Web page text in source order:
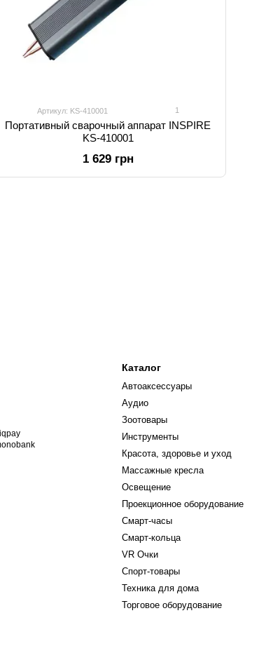
Артикул: KS-410001 1
Портативный сварочный аппарат INSPIRE
KS-410001
1 629 грн
Каталог
Автоаксессуары
Аудио
Зоотовары
Инструменты
Красота, здоровье и уход
Массажные кресла
Освещение
Проекционное оборудование
Смарт-часы
Смарт-кольца
VR Очки
Спорт-товары
Техника для дома
Торговое оборудование